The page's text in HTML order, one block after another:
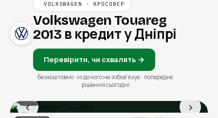
VOLKSWAGEN · КРОСОВЕР
Volkswagen Touareg
2013 в кредит у Дніпрі
Перевірити, чи схвалять →
Безкоштовно · ні до чого не зобовʼязує · попереднє
рішення сьогодні
‹ ›
1 / 13
Ціна в місяць